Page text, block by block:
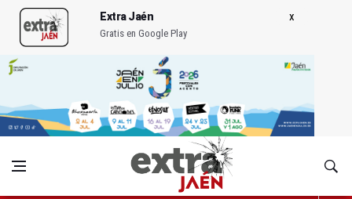
Extra Jaén
Gratis en Google Play